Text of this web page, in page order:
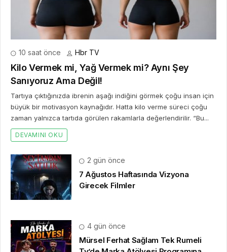
10 saat önce Hbr TV
Kilo Vermek mi, Yağ Vermek mi? Aynı Şey
Sanıyoruz Ama Değil!
Tartıya çıktığınızda ibrenin aşağı indiğini görmek çoğu insan için
büyük bir motivasyon kaynağıdır. Hatta kilo verme süreci çoğu
zaman yalnızca tartıda görülen rakamlarla değerlendirilir. “Bu...
DEVAMINI OKU
2 gün önce
7 Ağustos Haftasında Vizyona
Girecek Filmler
4 gün önce
Mürsel Ferhat Sağlam Tek Rumeli